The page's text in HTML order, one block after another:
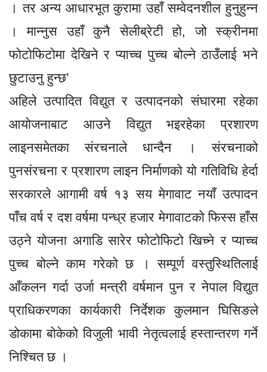
। तर अन्य आधारभूत कुरामा उहाँ सम्वेदनशील हुनुहुन्न
। मान्नुस उहाँ कुनै सेलीब्रेटी हो, जो स्क्रीनमा
फोटाेफिटोमा देखिने र प्याच्च पुच्च बोल्ने ठाउँलाई भने
छुटाउनु हुन्छ’
अहिले उत्पादित विद्युत र उत्पादनको संघारमा रहेका
आयोजनाबाट आउने विद्युत भइरहेका प्रशारण
लाइनसमेतका संरचनाले धान्दैन । संरचनाको
पुनसंरचना र प्रशारण लाइन निर्माणको यो गतिविधि हेर्दा
सरकारले आगामी वर्ष १३ सय मेगावाट नयाँ उत्पादन
पाँच वर्ष र दश वर्षमा पन्ध्र हजार मेगावाटको फिस्स हाँस
उठ्ने योजना अगाडि सारेर फोटोफिटो खिच्ने र प्याच्च
पुच्च बोल्ने काम गरेको छ । सम्पूर्ण वस्तुस्थितिलाई
आँकलन गर्दा उर्जा मन्त्री वर्षमान पुन र नेपाल विद्युत
प्राधिकरणका कार्यकारी निर्देशक कुलमान घिसिङले
डोकामा बोकेको विजुली भावी नेतृत्वलाई हस्तान्तरण गर्ने
निश्चित छ ।